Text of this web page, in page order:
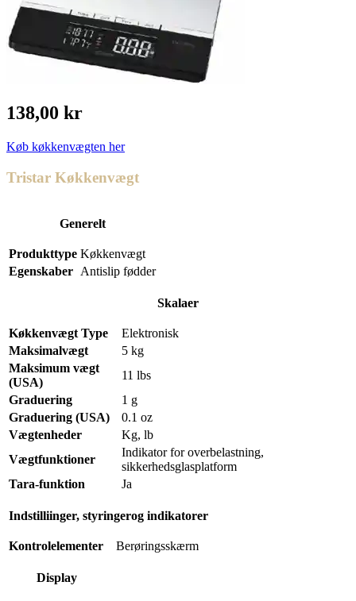
138,00 kr
Køb køkkenvægten her
Tristar Køkkenvægt
Generelt
Produkttype Køkkenvægt
Egenskaber Antislip fødder
Skalaer
Køkkenvægt Type
Elektronisk
Maksimalvægt
5 kg
Maksimum vægt
(USA)
11 lbs
Graduering
1 g
Graduering (USA)
0.1 oz
Vægtenheder
Kg, lb
Vægtfunktioner
Indikator for overbelastning,
sikkerhedsglasplatform
Tara-funktion
Ja
Indstilliinger, styringerog indikatorer
Kontrolelementer Berøringsskærm
Display